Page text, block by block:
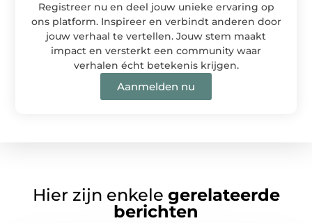
Registreer nu en deel jouw unieke ervaring op
ons platform. Inspireer en verbindt anderen door
jouw verhaal te vertellen. Jouw stem maakt
impact en versterkt een community waar
verhalen écht betekenis krijgen.
Aanmelden nu
Hier zijn enkele gerelateerde
berichten